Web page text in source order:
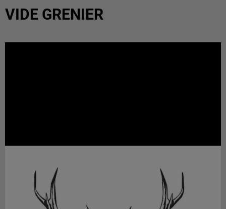
VIDE GRENIER